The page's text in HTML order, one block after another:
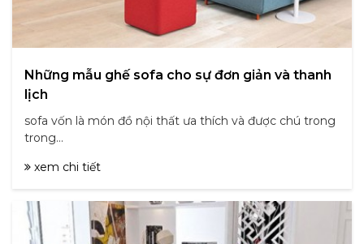
Những mẫu ghế sofa cho sự đơn giản và thanh
lịch
sofa vốn là món đồ nội thất ưa thích và được chú trong
trong...
xem chi tiết